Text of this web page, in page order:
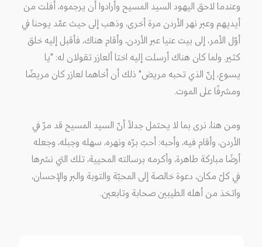
وعندما لاحق اليهود السيد المسيح وأرادوا أن يرجموه، أفلت من
أيديهم وعبر نهر الأردن مرة أخرى، وذهب إلى حيث عمّد يوحنا في
أوّل الأمر، إلى بيت عنيا عبر الأردن، وأقام هناك، فأقبل إليه خلق
كثير. ولما كان هناك أرسلت إليه اختا ألعازر تقولان له: "يا
يسوع، إنّ الذي تحبه مريض" ذلك أن أخاهما لعازر كان مريضًا
ومشرفًا على الموت.
ومن هنا، نرى بما لا يحتمل جدلاً أنّ السيد المسيح قد مرّ في
الأردن، وأقام فيه، وأحبه: أحبّ برّه ونهره، سهله وجبله، وجعله
أرضًا مباركة طاهرة، وأكرمه برسالته المحيية، تلك التي نشرها
في كلّ مكان، دعوة خالصة إلى المحبّة والتوبة والبر والإحسان،
واتخذ من أهله الطيبين صحابة وتابعين.